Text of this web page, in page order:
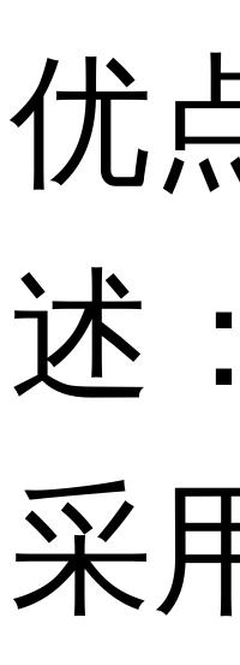
优
述：
采